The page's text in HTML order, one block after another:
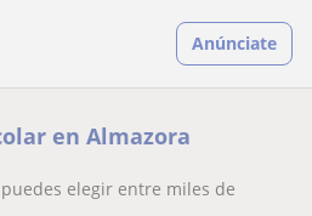
Anúnciate
en Almazora
elegir entre miles de